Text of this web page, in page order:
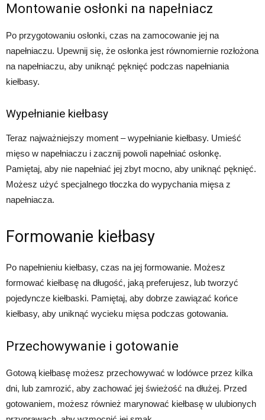
Montowanie osłonki na napełniacz
Po przygotowaniu osłonki, czas na zamocowanie jej na
napełniaczu. Upewnij się, że osłonka jest równomiernie rozłożona
na napełniaczu, aby uniknąć pęknięć podczas napełniania
kiełbasy.
Wypełnianie kiełbasy
Teraz najważniejszy moment – wypełnianie kiełbasy. Umieść
mięso w napełniaczu i zacznij powoli napełniać osłonkę.
Pamiętaj, aby nie napełniać jej zbyt mocno, aby uniknąć pęknięć.
Możesz użyć specjalnego tłoczka do wypychania mięsa z
napełniacza.
Formowanie kiełbasy
Po napełnieniu kiełbasy, czas na jej formowanie. Możesz
formować kiełbasę na długość, jaką preferujesz, lub tworzyć
pojedyncze kiełbaski. Pamiętaj, aby dobrze zawiązać końce
kiełbasy, aby uniknąć wycieku mięsa podczas gotowania.
Przechowywanie i gotowanie
Gotową kiełbasę możesz przechowywać w lodówce przez kilka
dni, lub zamrozić, aby zachować jej świeżość na dłużej. Przed
gotowaniem, możesz również marynować kiełbasę w ulubionych